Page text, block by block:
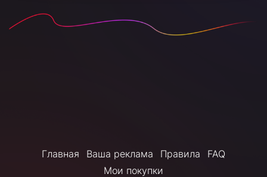
Главная Ваша реклама Правила
FAQ
Мои покупки